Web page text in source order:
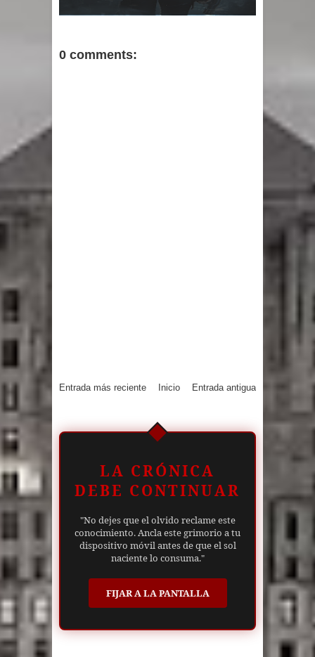
0 comments:
Entrada más reciente Entrada antigua
Inicio
LA CRÓNICA
DEBE CONTINUAR
"No dejes que el olvido reclame este
conocimiento. Ancla este grimorio a tu
dispositivo móvil antes de que el sol
naciente lo consuma."
FIJAR A LA PANTALLA